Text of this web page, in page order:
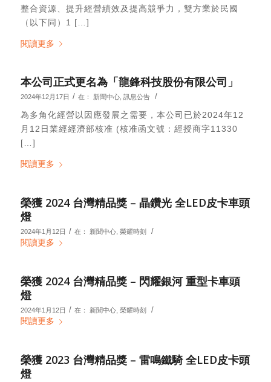
整合資源、提升經營績效及提高競爭力，雙方業於民國
（以下同）1 […]
閱讀更多
本公司正式更名為「龍鋒科技股份有限公司」
2024年12月17日 / 在： 新聞中心, 訊息公告 /
為多角化經營以因應發展之需要，本公司已於2024年12
月12日業經經濟部核准 (核准函文號：經授商字11330
[…]
閱讀更多
榮獲 2024 台灣精品獎 – 晶鑽光 全LED皮卡車頭
燈
2024年1月12日 / 在： 新聞中心, 榮耀時刻 /
閱讀更多
榮獲 2024 台灣精品獎 – 閃耀銀河 重型卡車頭
燈
2024年1月12日 / 在： 新聞中心, 榮耀時刻 /
閱讀更多
榮獲 2023 台灣精品獎 – 雷鳴鐵騎 全LED皮卡頭
燈